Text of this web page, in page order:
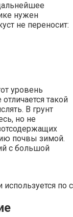
нужен
не переносит:
уровень
такой
В грунт
но не
почвы зимой.
с большой
по